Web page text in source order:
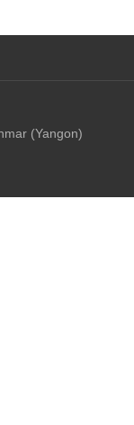
(Yangon)